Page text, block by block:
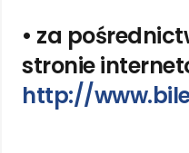
• za
stronie
http://